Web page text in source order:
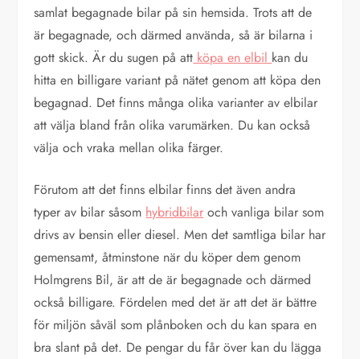
samlat begagnade bilar på sin hemsida. Trots att de
är begagnade, och därmed använda, så är bilarna i
gott skick. Är du sugen på att köpa en elbil kan du
hitta en billigare variant på nätet genom att köpa den
begagnad. Det finns många olika varianter av elbilar
att välja bland från olika varumärken. Du kan också
välja och vraka mellan olika färger.
Förutom att det finns elbilar finns det även andra
typer av bilar såsom hybridbilar och vanliga bilar som
drivs av bensin eller diesel. Men det samtliga bilar har
gemensamt, åtminstone när du köper dem genom
Holmgrens Bil, är att de är begagnade och därmed
också billigare. Fördelen med det är att det är bättre
för miljön såväl som plånboken och du kan spara en
bra slant på det. De pengar du får över kan du lägga